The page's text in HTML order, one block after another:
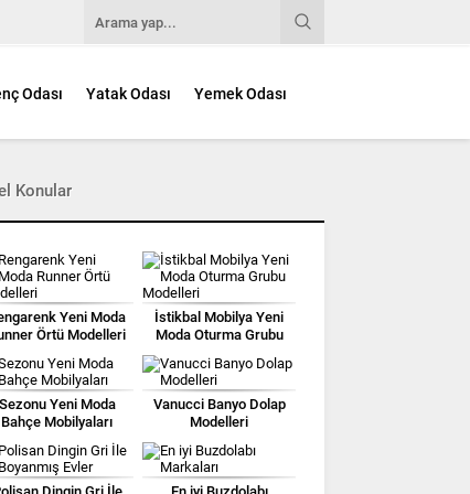
Odası Yatak Odası Yemek Odası
Konular
Yeni Moda
Örtü Modelleri
İstikbal Mobilya Yeni
Moda Oturma Grubu
Sezonu Yeni Moda
Bahçe Mobilyaları
Vanucci Banyo Dolap
Modelleri